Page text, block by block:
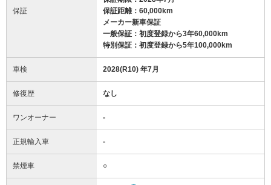
保証
保証距離：60,000km
メーカー新車保証
一般保証：初度登録から3年60,000km
特別保証：初度登録から5年100,000km
車検 2028(R10) 年7月
修復歴 なし
ワンオーナー -
正規輸入車 -
禁煙車 ○